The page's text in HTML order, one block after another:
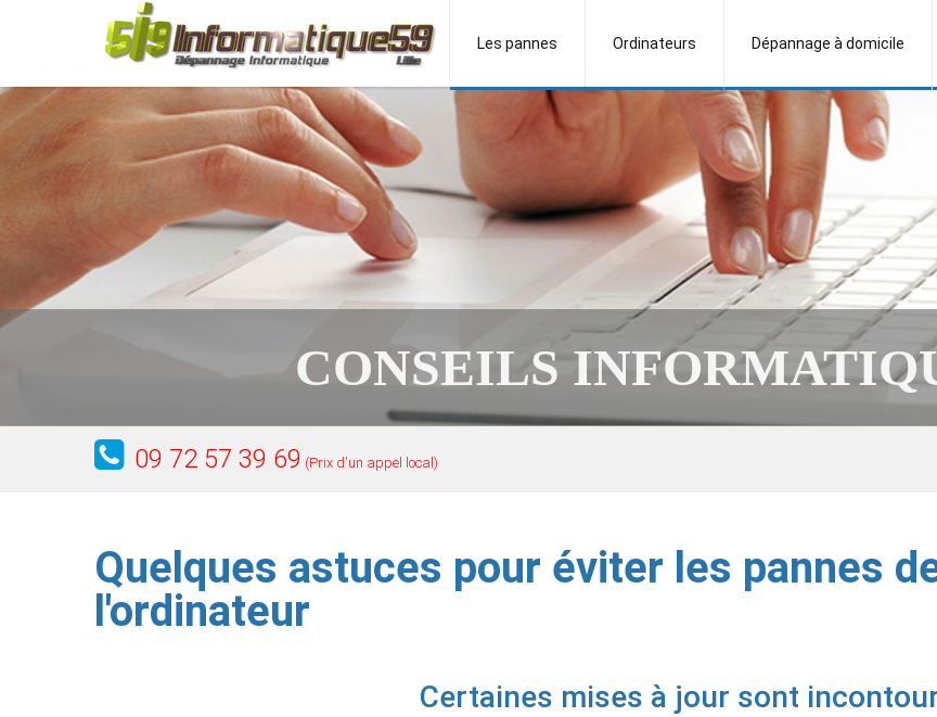
Les pannes Ordinateurs Dépannage à domicile
CONSEILS
09 72 57 39 69 (Prix d'un appel local)
Quelques astuces pour éviter les pannes
l'ordinateur
Certaines mises à jour sont